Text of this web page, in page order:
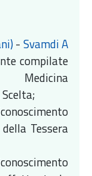
- Svamdi A
compilate
Tessera